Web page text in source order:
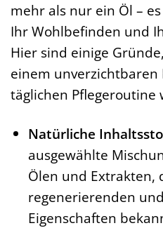
mehr als nur ein Öl –
Ihr Wohlbefinden und
Hier sind einige
einem
täglichen Pflegeroutine
Natürliche
ausgewählte
Ölen und Extrakten,
regenerierenden
Eigenschaften